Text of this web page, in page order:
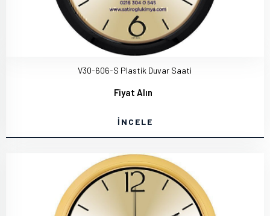
V30-606-S Plastik Duvar Saati
Fiyat Alın
İNCELE